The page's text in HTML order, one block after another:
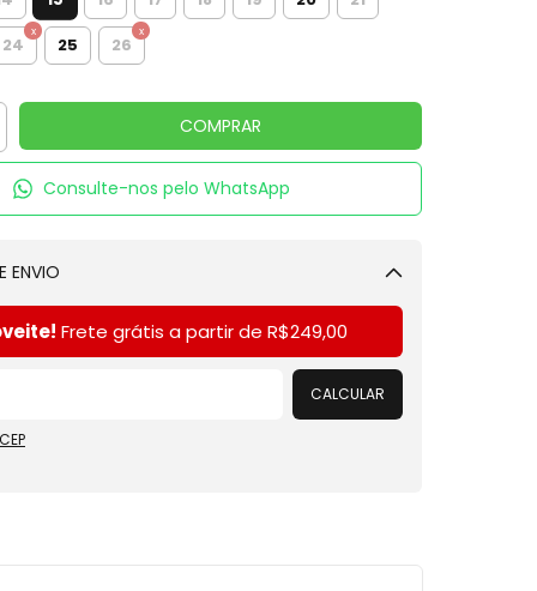
24
25 26
Consulte-nos pelo WhatsApp
ENVIO
Frete grátis a partir de R$249,00
CALCULAR